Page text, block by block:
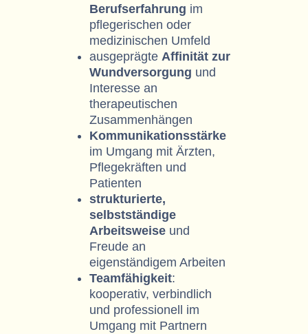
Berufserfahrung im
pflegerischen oder
medizinischen Umfeld
ausgeprägte Affinität zur
Wundversorgung und
Interesse an
therapeutischen
Zusammenhängen
Kommunikationsstärke
im Umgang mit Ärzten,
Pflegekräften und
Patienten
strukturierte,
selbstständige
Arbeitsweise und
Freude an
eigenständigem Arbeiten
Teamfähigkeit:
kooperativ, verbindlich
und professionell im
Umgang mit Partnern